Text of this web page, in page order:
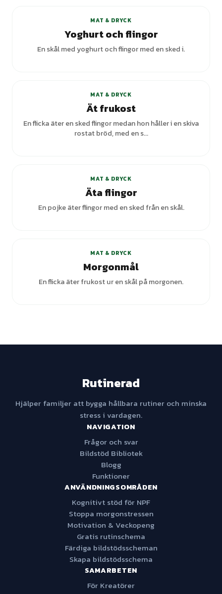
MAT & DRYCK
Yoghurt och flingor
En skål med yoghurt och flingor med en sked i.
MAT & DRYCK
Ät frukost
En flicka äter en sked flingor medan hon håller i en skiva
rostat bröd, med en s...
MAT & DRYCK
Äta flingor
En pojke äter flingor med en sked från en skål.
MAT & DRYCK
Morgonmål
En flicka äter frukost ur en skål på morgonen.
Rutinerad
Hjälper familjer att bygga hållbara rutiner och minska
stress i vardagen.
NAVIGATION
Frågor och svar
Bildstöd Bibliotek
Blogg
Funktioner
ANVÄNDNINGSOMRÅDEN
Kognitivt stöd för NPF
Stoppa morgonstressen
Motivation & Veckopeng
Gratis rutinschema
Färdiga bildstödsscheman
Skapa bildstödsschema
SAMARBETEN
För Kreatörer